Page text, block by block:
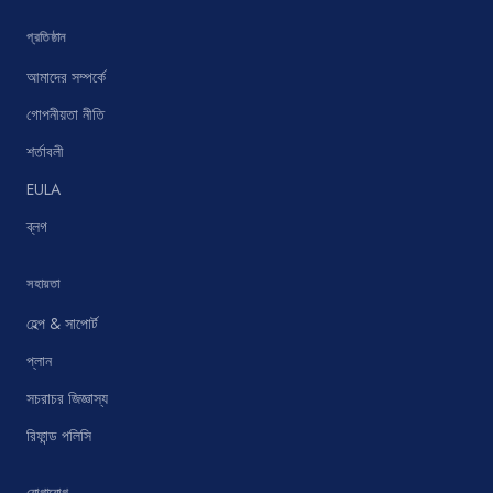
প্রতিষ্ঠান
আমাদের সম্পর্কে
গোপনীয়তা নীতি
শর্তাবলী
EULA
ব্লগ
সহায়তা
হেল্প & সাপোর্ট
প্লান
সচরাচর জিজ্ঞাস্য
রিফান্ড পলিসি